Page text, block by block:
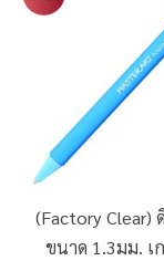
(Factory Clear)
ขนาด 1.3มม. เ